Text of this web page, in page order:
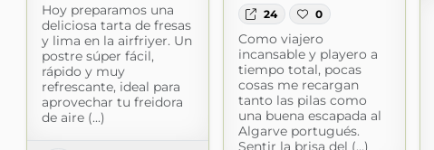
Hoy preparamos una
deliciosa tarta de fresas
y lima en la airfriyer. Un
postre súper fácil,
rápido y muy
refrescante, ideal para
aprovechar tu freidora
de aire (...)
24 0
Como viajero
incansable y playero a
tiempo total, pocas
cosas me recargan
tanto las pilas como
una buena escapada al
Algarve portugués.
Sentir la brisa del (...)